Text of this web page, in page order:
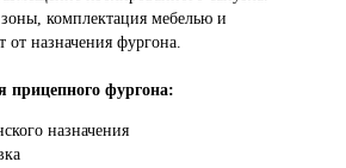
комплектация мебелью и
от назначения фургона.
прицепного фургона:
назначения